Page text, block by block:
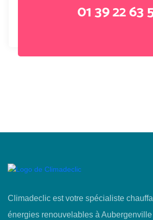
01 39 22 63
Climadeclic est votre spécialiste
énergies renouvelables à